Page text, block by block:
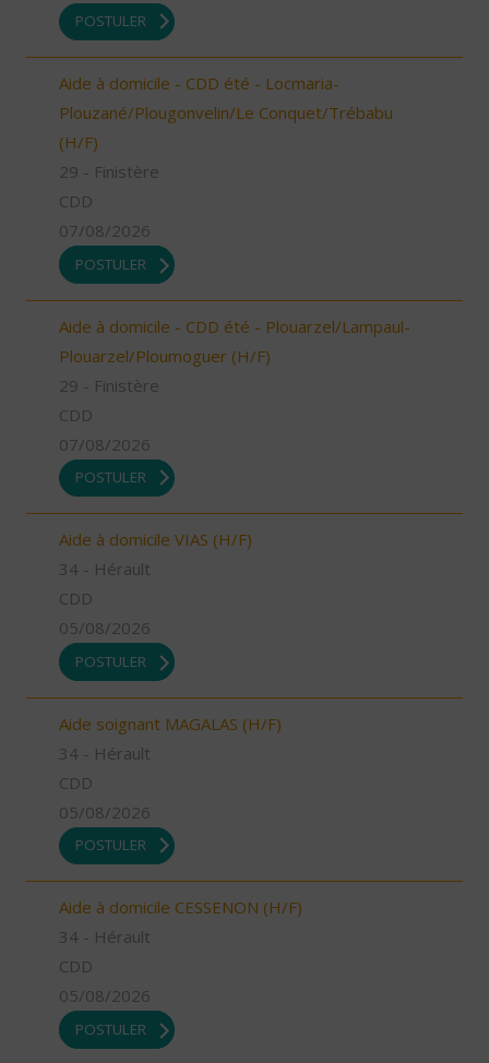
POSTULER
Aide à domicile - CDD été - Locmaria-
Plouzané/Plougonvelin/Le Conquet/Trébabu
(H/F)
29 - Finistère
CDD
07/08/2026
POSTULER
Aide à domicile - CDD été - Plouarzel/Lampaul-
Plouarzel/Ploumoguer (H/F)
29 - Finistère
CDD
07/08/2026
POSTULER
Aide à domicile VIAS (H/F)
34 - Hérault
CDD
05/08/2026
POSTULER
Aide soignant MAGALAS (H/F)
34 - Hérault
CDD
05/08/2026
POSTULER
Aide à domicile CESSENON (H/F)
34 - Hérault
CDD
05/08/2026
POSTULER